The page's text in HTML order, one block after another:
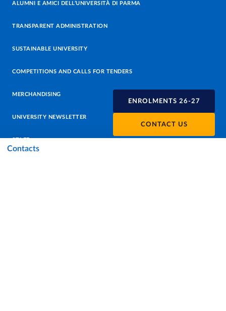
ENROLMENTS 26-27
CONTACT US
Contacts
ALUMNI E AMICI DELL’UNIVERSITÀ DI PARMA
TRANSPARENT ADMINISTRATION
SUSTAINABLE UNIVERSITY
COMPETITIONS AND CALLS FOR TENDERS
MERCHANDISING
UNIVERSITY NEWSLETTER
STAFF